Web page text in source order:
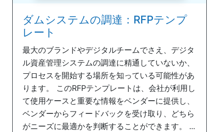
ダムシステムの調達：RFPテンプ
レート
最大のブランドやデジタルチームでさえ、デジタ
ル資産管理システムの調達に精通していないか、
プロセスを開始する場所を知っている可能性があ
ります。 このRFPテンプレートは、会社が利用し
て使用ケースと重要な情報をベンダーに提供し、
ベンダーからフィードバックを受け取り、どちら
がニーズに最適かを判断することができます。 ...